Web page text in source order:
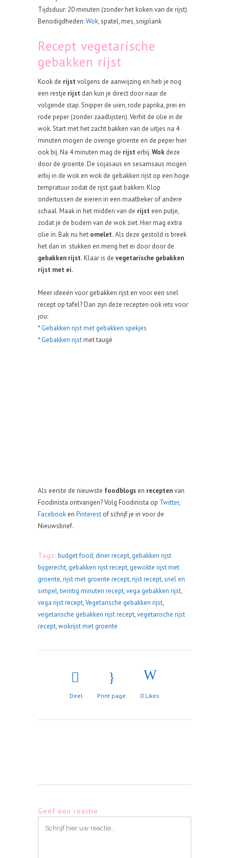
Tijdsduur: 20 minuten (zonder het koken van de rijst)
Benodigdheden:Wok, spatel, mes, snijplank
Recept vegetarische
gebakken rijst
Kook de rijst volgens de aanwijzing en heb je nog
een restje rijst dan kun je direct door naar de
volgende stap. Snipper de uien, rode paprika, prei en
rode peper (zonder zaadlijsten). Verhit de olie in de
wok. Start met het zacht bakken van de uitjes na 4
minuten mogen de overige groente en de peper hier
ook bij. Na 4 minuten mag de rijst erbij.Wok deze
door de groente. De sojasaus en sesamsaus mogen
erbij in de wok en wok de gebakken rijst op een hoge
tempratuur zodat de rijst gaat bakken. Klop
ondertussen de eieren in een maatbeker of andere
schaal. Maak in het midden van de rijst een putje,
zodat je de bodem van de wok ziet. Hier mag extra
olie in. Bak nu het omelet.Als deze gestold is breek
het dan in stukken en meng het ei door door de
gebakken rijst.Klaar is de vegetarische gebakken
rijst met ei.
Meer ideeën voor gebakken rijst en voor een snel
recept op tafel? Dan zijn deze recepten ook iets voor
jou:
* Gebakken rijst met gebakken spekjes
* Gebakken rijstmet taugé
Als eerste de nieuwste foodblogs en receptenvan
Foodinista ontvangen? Volg Foodinista op Twitter,
Facebook en Pinterest of schrijf je in voor de
Nieuwsbrief.
Tags: budget food, diner recept, gebakken rijst
bijgerecht, gebakken rijst recept, gewokte rijst met
groente,rijst met groente recept,rijst recept,snel en
simpel,twintig minuten recept,vega gebakken rijst,
vega rijst recept,Vegetarische gebakken rijst,
vegetarische gebakken rijst recept,vegetarische rijst
recept,wokrijst met groente
Deel Print page 0 Likes
Geef een reactie